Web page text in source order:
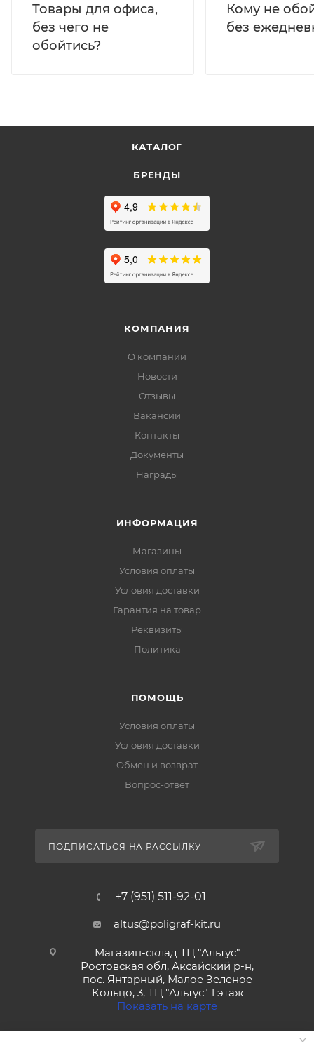
Товары для офиса,
без чего не
обойтись?
Кому не
без
КАТАЛОГ
БРЕНДЫ
КОМПАНИЯ
О компании
Новости
Отзывы
Вакансии
Контакты
Документы
Награды
ИНФОРМАЦИЯ
Магазины
Условия оплаты
Условия доставки
Гарантия на товар
Реквизиты
Политика
ПОМОЩЬ
Условия оплаты
Условия доставки
Обмен и возврат
Вопрос-ответ
ПОДПИСАТЬСЯ НА РАССЫЛКУ
+7 (951) 511-92-01
altus@poligraf-kit.ru
Магазин-склад ТЦ "Альтус"
Ростовская обл, Аксайский р-н,
пос. Янтарный, Малое Зеленое
Кольцо, 3, ТЦ "Альтус" 1 этаж
Показать на карте